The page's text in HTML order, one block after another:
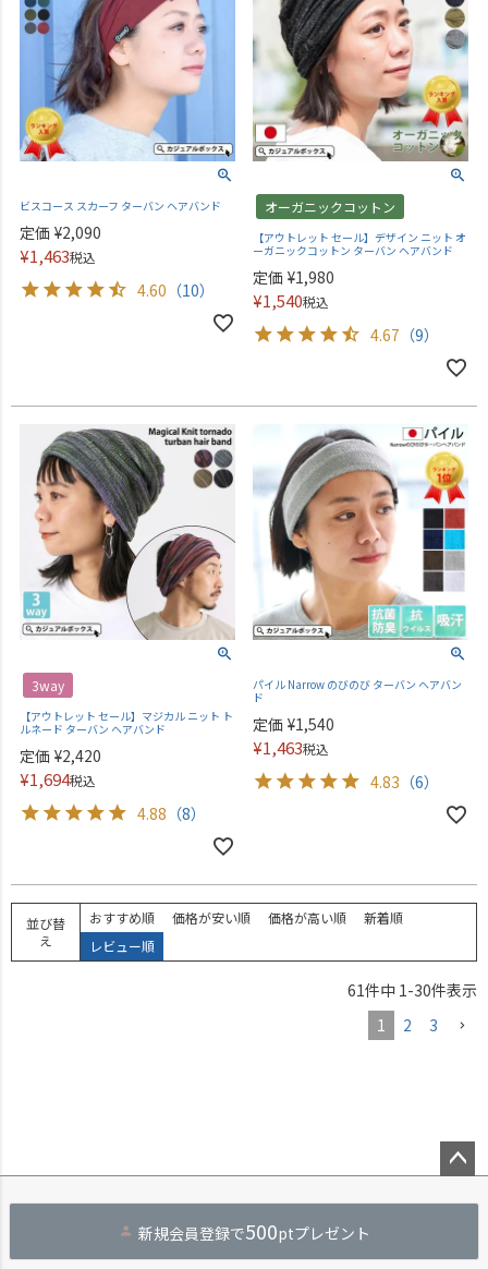
ビスコース スカーフ ターバン ヘアバンド
定価 ¥2,090
¥1,463税込
4.60 （10）
オーガニックコットン
【アウトレット セール】デザイン ニット オ
ーガニックコットン ターバン ヘアバンド
定価 ¥1,980
¥1,540税込
4.67 （9）
3way
【アウトレット セール】マジカル ニット ト
ルネード ターバン ヘアバンド
定価 ¥2,420
¥1,694税込
4.88 （8）
パイル Narrow のびのび ターバン ヘアバン
ド
定価 ¥1,540
¥1,463税込
4.83 （6）
並び替
え
おすすめ順 価格が安い順 価格が高い順
新着順
レビュー順
61件中 1-30件表示
1
2 3
ジト
へ
新規会員登録で500ptプレゼント